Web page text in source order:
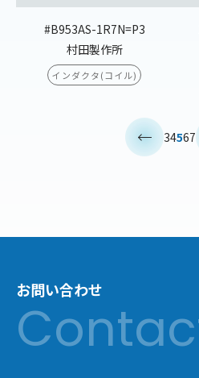
#B953AS-1R7N=P3
村田製作所
インダクタ(コイル)
34567
お問い合わせ